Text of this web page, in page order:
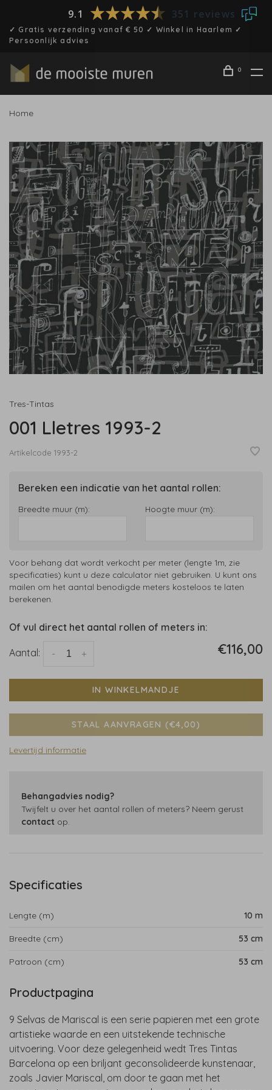
9.1 351 reviews
✓ Gratis verzending vanaf € 50 ✓ Winkel in Haarlem ✓
Persoonlijk advies
0
Home
Tres-Tintas
001 Lletres 1993-2
Artikelcode 1993-2
Bereken een indicatie van het aantal rollen:
Breedte muur (m): Hoogte muur (m):
Voor behang dat wordt verkocht per meter (lengte 1m, zie
specificaties) kunt u deze calculator niet gebruiken. U kunt ons
mailen om het aantal benodigde meters kosteloos te laten
berekenen.
Of vul direct het aantal rollen of meters in:
Aantal: +
- €116,00
IN WINKELMANDJE
STAAL AANVRAGEN (€4,00)
Levertijd informatie
Behangadvies nodig?
Twijfelt u over het aantal rollen of meters? Neem gerust
contact op.
Specificaties
Lengte (m) 10 m
Breedte (cm) 53 cm
Patroon (cm) 53 cm
Productpagina
9 Selvas de Mariscal is een serie papieren met een grote
artistieke waarde en een uitstekende technische
uitvoering. Voor deze gelegenheid wedt Tres Tintas
Barcelona op een briljant geconsolideerde kunstenaar,
zoals Javier Mariscal, om door te gaan met het